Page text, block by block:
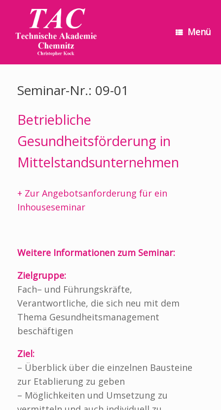
Menü
Seminar-Nr.: 09-01
Betriebliche
Gesundheitsförderung in
Mittelstandsunternehmen
+ Zur Angebotsanforderung für ein
Inhouseseminar
Weitere Informationen zum Seminar:
Zielgruppe:
Fach– und Führungskräfte,
Verantwortliche, die sich neu mit dem
Thema Gesundheitsmanagement
beschäftigen
Ziel:
– Überblick über die einzelnen Bausteine
zur Etablierung zu geben
– Möglichkeiten und Umsetzung zu